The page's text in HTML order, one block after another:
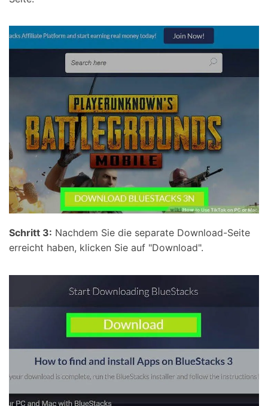
Schritt 3: Nachdem Sie die separate Download-Seite
erreicht haben, klicken Sie auf "Download".